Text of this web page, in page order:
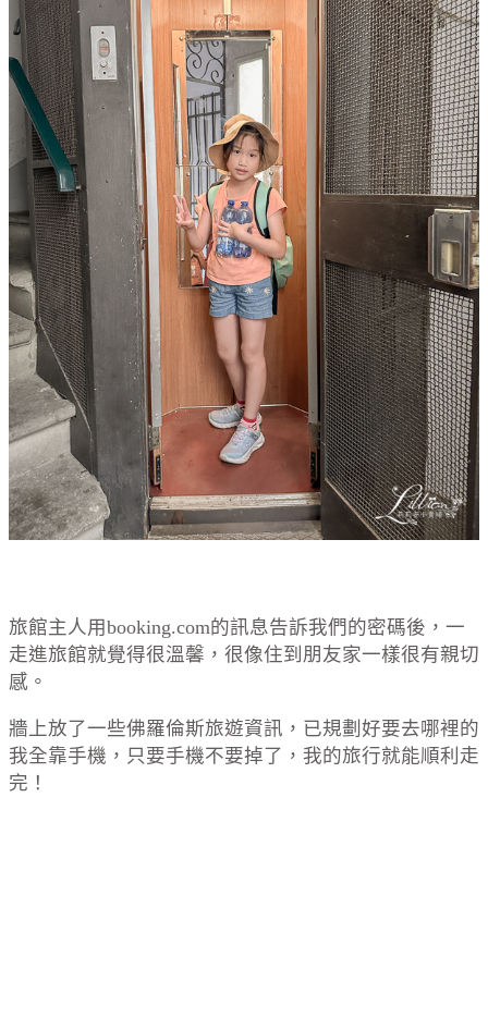
旅館主人用booking.com的訊息告訴我們的密碼後，一
走進旅館就覺得很溫馨，很像住到朋友家一樣很有親切
感。
牆上放了一些佛羅倫斯旅遊資訊，已規劃好要去哪裡的
我全靠手機，只要手機不要掉了，我的旅行就能順利走
完！